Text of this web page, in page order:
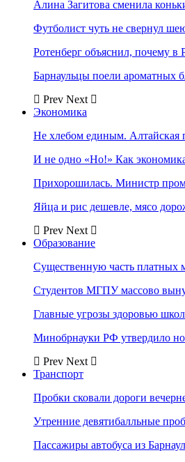
Алина Загитова сменила
Футболист чуть не свернул
Ротенберг объяснил, почему в
Барнаульцы поели ароматных
Prev Next
Экономика
Не хлебом единым.
И не одно «Но!» Как
Прихорошилась. Министр
Яйца и рис дешевле, мясо
Prev Next
Образование
Существенную часть платных
Студентов МГПУ массово
Главные угрозы здоровью
Минобрнауки РФ утвердило
Prev Next
Транспорт
Пробки сковали дороги
Утренние девятибалльные
Пассажиры автобуса из